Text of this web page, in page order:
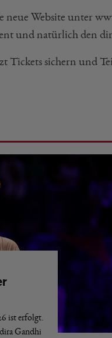
neue Website unter
und natürlich den
Tickets sichern und
ist erfolgt.
Gandhi